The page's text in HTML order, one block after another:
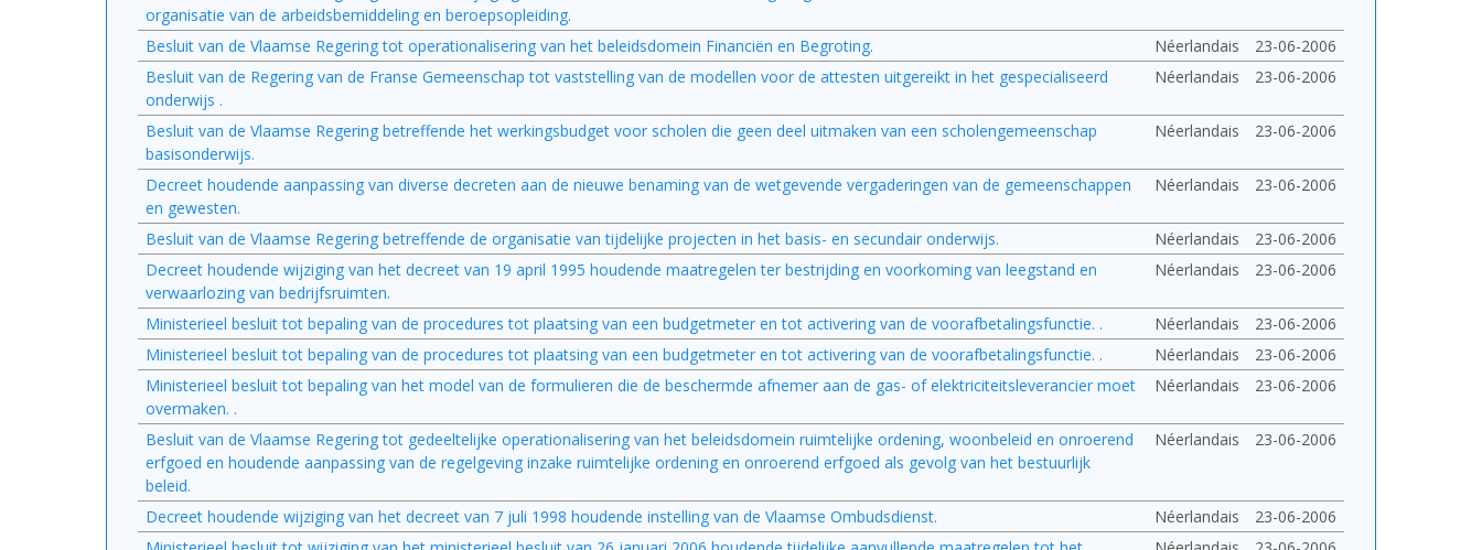
organisatie van de arbeidsbemiddeling en beroepsopleiding.
Besluit van de Vlaamse Regering tot operationalisering van het beleidsdomein Financiën en Begroting. Néerlandais
23-06-2006
Besluit van de Regering van de Franse Gemeenschap tot vaststelling van de modellen voor de attesten uitgereikt in het gespecialiseerd
onderwijs .
Néerlandais 23-06-2006
Besluit van de Vlaamse Regering betreffende het werkingsbudget voor scholen die geen deel uitmaken van een scholengemeenschap
basisonderwijs.
Néerlandais 23-06-2006
Decreet houdende aanpassing van diverse decreten aan de nieuwe benaming van de wetgevende vergaderingen van de gemeenschappen
en gewesten.
Néerlandais 23-06-2006
Besluit van de Vlaamse Regering betreffende de organisatie van tijdelijke projecten in het basis- en secundair onderwijs. Néerlandais
23-06-2006
Decreet houdende wijziging van het decreet van 19 april 1995 houdende maatregelen ter bestrijding en voorkoming van leegstand en
verwaarlozing van bedrijfsruimten.
Néerlandais 23-06-2006
Ministerieel besluit tot bepaling van de procedures tot plaatsing van een budgetmeter en tot activering van de voorafbetalingsfunctie. . Néerlandais
23-06-2006
Ministerieel besluit tot bepaling van de procedures tot plaatsing van een budgetmeter en tot activering van de voorafbetalingsfunctie. .
Néerlandais
23-06-2006
Ministerieel besluit tot bepaling van het model van de formulieren die de beschermde afnemer aan de gas- of elektriciteitsleverancier moet
overmaken. .
Néerlandais 23-06-2006
Besluit van de Vlaamse Regering tot gedeeltelijke operationalisering van het beleidsdomein ruimtelijke ordening, woonbeleid en onroerend
erfgoed en houdende aanpassing van de regelgeving inzake ruimtelijke ordening en onroerend erfgoed als gevolg van het bestuurlijk
beleid.
Néerlandais 23-06-2006
Decreet houdende wijziging van het decreet van 7 juli 1998 houdende instelling van de Vlaamse Ombudsdienst. Néerlandais
23-06-2006